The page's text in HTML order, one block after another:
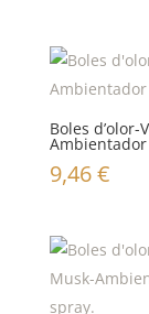
Boles d’olor-
9,46€